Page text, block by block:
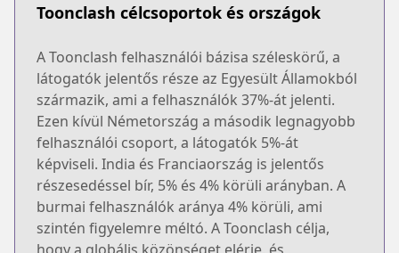
Toonclash célcsoportok és országok
A Toonclash felhasználói bázisa széleskörű, a
látogatók jelentős része az Egyesült Államokból
származik, ami a felhasználók 37%-át jelenti.
Ezen kívül Németország a második legnagyobb
felhasználói csoport, a látogatók 5%-át
képviseli. India és Franciaország is jelentős
részesedéssel bír, 5% és 4% körüli arányban. A
burmai felhasználók aránya 4% körüli, ami
szintén figyelemre méltó. A Toonclash célja,